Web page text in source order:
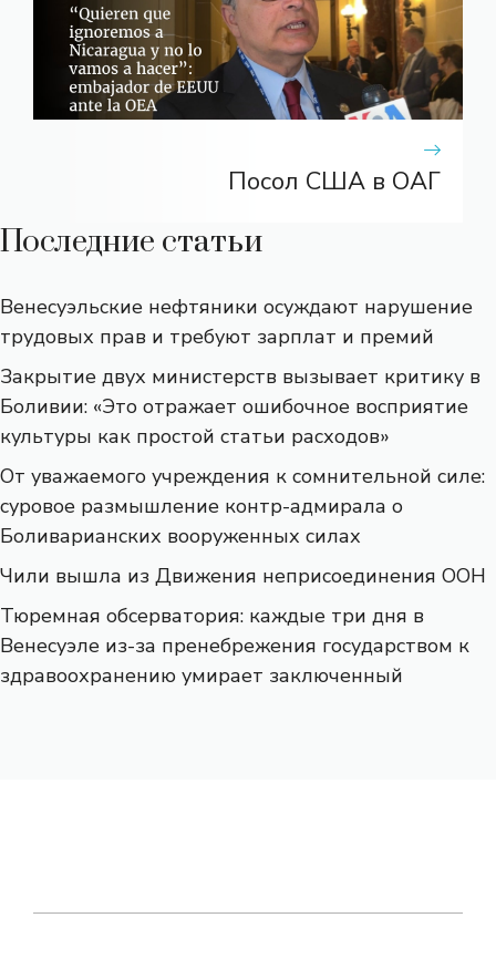
Посол США в ОАГ
Последние статьи
Венесуэльские нефтяники осуждают нарушение
трудовых прав и требуют зарплат и премий
Закрытие двух министерств вызывает критику в
Боливии: «Это отражает ошибочное восприятие
культуры как простой статьи расходов»
От уважаемого учреждения к сомнительной силе:
суровое размышление контр-адмирала о
Боливарианских вооруженных силах
Чили вышла из Движения неприсоединения ООН
Тюремная обсерватория: каждые три дня в
Венесуэле из-за пренебрежения государством к
здравоохранению умирает заключенный